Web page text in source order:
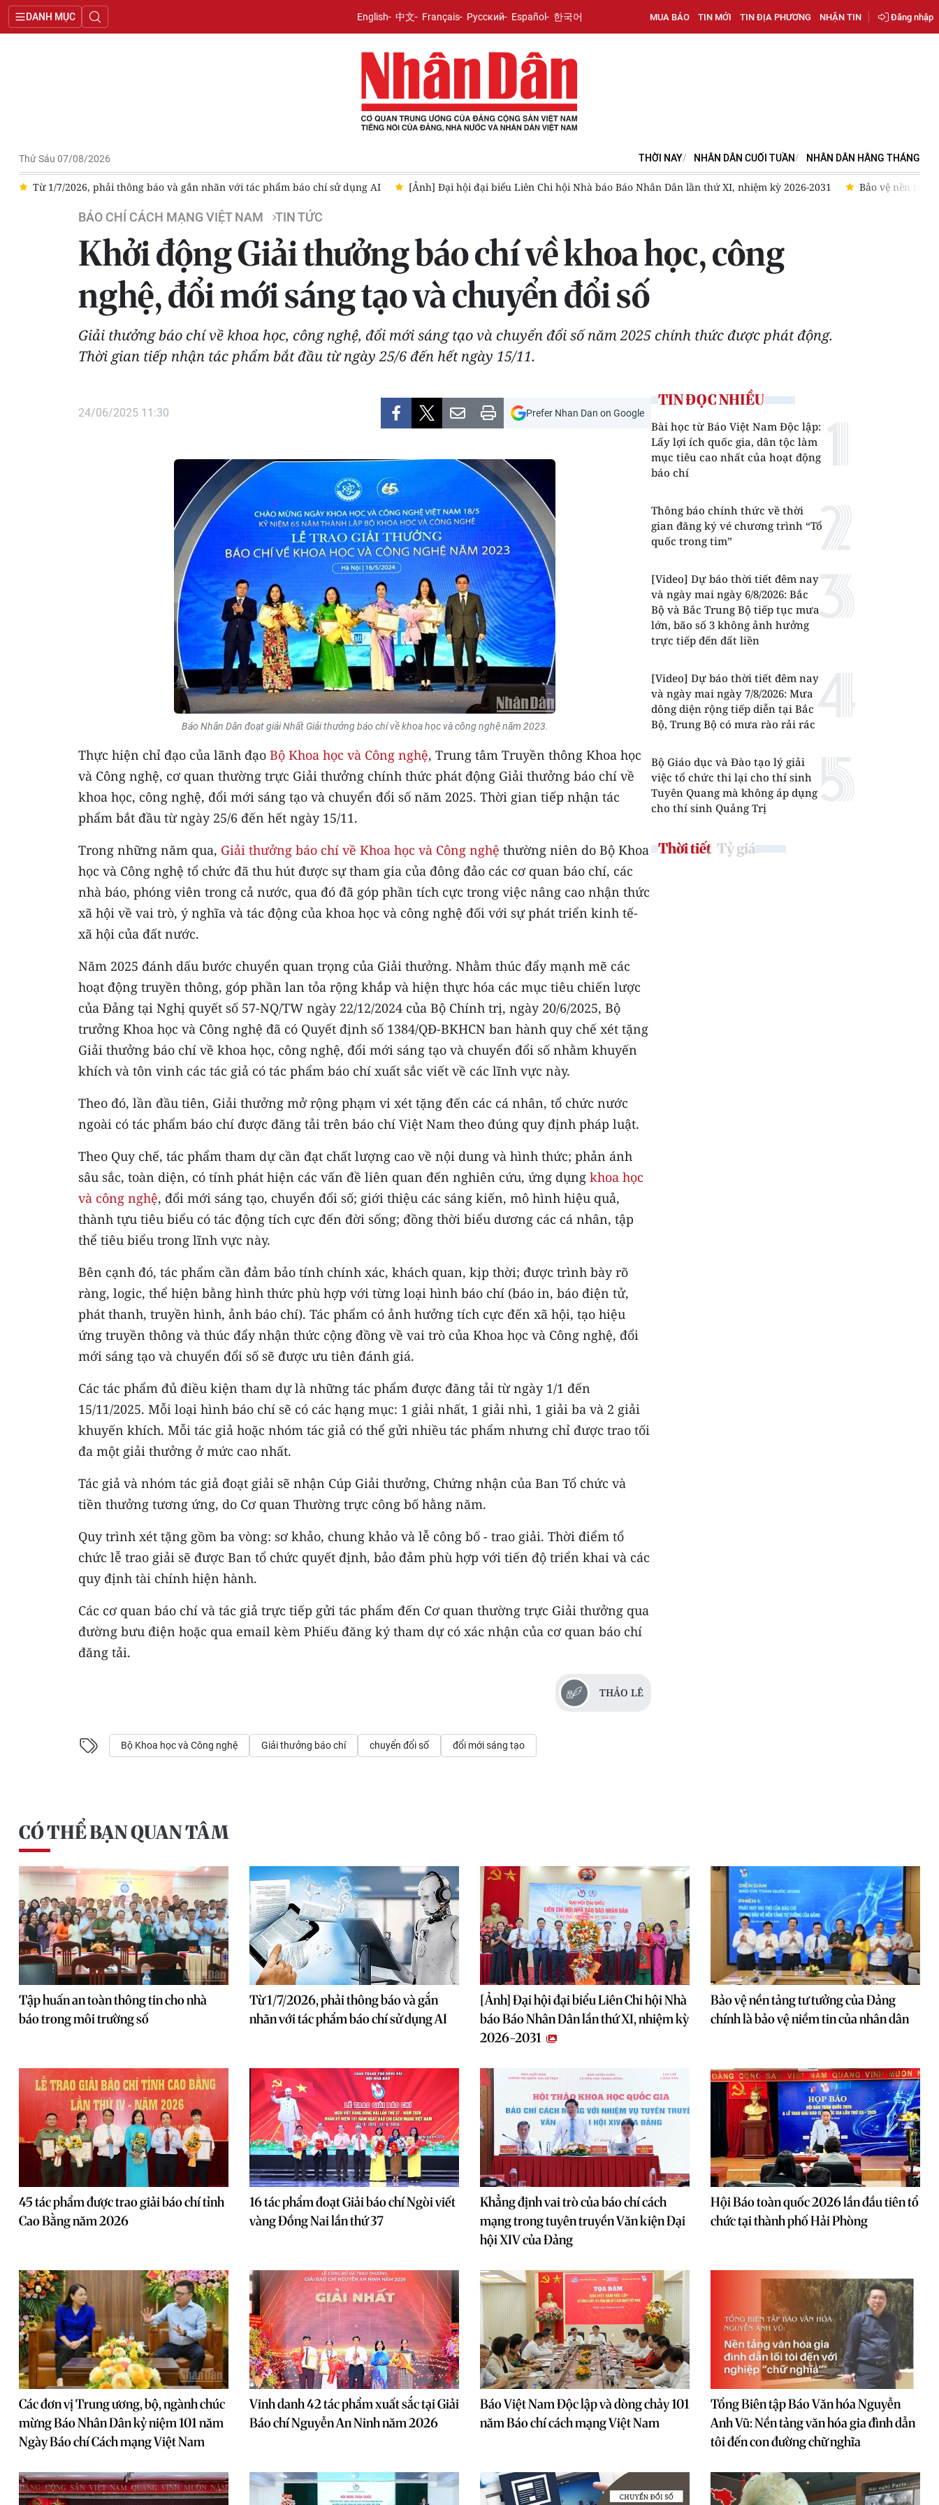
DANH MỤC English 中文 Français Русский Español 한국어 MUA BÁO TIN MỚI TIN ĐỊA PHƯƠNG NHẬN TIN Đăng nhập
Thứ Sáu 07/08/2026 THỜI NAY NHÂN DÂN CUỐI TUẦN NHÂN DÂN HẰNG THÁNG
sử dụng AI [Ảnh] Đại hội đại biểu Liên Chi hội Nhà báo Báo Nhân Dân lần thứ XI, nhiệm kỳ 2026-2031 Bảo vệ nền tảng tư tưởng của Đảng chính là bảo vệ niềm tin của nhân dân
BÁO CHÍ CÁCH MẠNG VIỆT NAM TIN TỨC
Khởi động Giải thưởng báo chí về khoa học, công
nghệ, đổi mới sáng tạo và chuyển đổi số
Giải thưởng báo chí về khoa học, công nghệ, đổi mới sáng tạo và chuyển đổi số năm 2025 chính thức được phát động.
Thời gian tiếp nhận tác phẩm bắt đầu từ ngày 25/6 đến hết ngày 15/11.
24/06/2025 11:30 Prefer Nhan Dan on Google
Báo Nhân Dân đoạt giải Nhất Giải thưởng báo chí về khoa học và công nghệ năm 2023.
Thực hiện chỉ đạo của lãnh đạo Bộ Khoa học và Công nghệ, Trung tâm Truyền thông Khoa học
và Công nghệ, cơ quan thường trực Giải thưởng chính thức phát động Giải thưởng báo chí về
khoa học, công nghệ, đổi mới sáng tạo và chuyển đổi số năm 2025. Thời gian tiếp nhận tác
phẩm bắt đầu từ ngày 25/6 đến hết ngày 15/11.
Trong những năm qua, Giải thưởng báo chí về Khoa học và Công nghệ thường niên do Bộ Khoa
học và Công nghệ tổ chức đã thu hút được sự tham gia của đông đảo các cơ quan báo chí, các
nhà báo, phóng viên trong cả nước, qua đó đã góp phần tích cực trong việc nâng cao nhận thức
xã hội về vai trò, ý nghĩa và tác động của khoa học và công nghệ đối với sự phát triển kinh tế-
xã hội của đất nước.
Năm 2025 đánh dấu bước chuyển quan trọng của Giải thưởng. Nhằm thúc đẩy mạnh mẽ các
hoạt động truyền thông, góp phần lan tỏa rộng khắp và hiện thực hóa các mục tiêu chiến lược
của Đảng tại Nghị quyết số 57-NQ/TW ngày 22/12/2024 của Bộ Chính trị, ngày 20/6/2025, Bộ
trưởng Khoa học và Công nghệ đã có Quyết định số 1384/QĐ-BKHCN ban hành quy chế xét tặng
Giải thưởng báo chí về khoa học, công nghệ, đổi mới sáng tạo và chuyển đổi số nhằm khuyến
khích và tôn vinh các tác giả có tác phẩm báo chí xuất sắc viết về các lĩnh vực này.
Theo đó, lần đầu tiên, Giải thưởng mở rộng phạm vi xét tặng đến các cá nhân, tổ chức nước
ngoài có tác phẩm báo chí được đăng tải trên báo chí Việt Nam theo đúng quy định pháp luật.
Theo Quy chế, tác phẩm tham dự cần đạt chất lượng cao về nội dung và hình thức; phản ánh
sâu sắc, toàn diện, có tính phát hiện các vấn đề liên quan đến nghiên cứu, ứng dụng khoa học
và công nghệ, đổi mới sáng tạo, chuyển đổi số; giới thiệu các sáng kiến, mô hình hiệu quả,
thành tựu tiêu biểu có tác động tích cực đến đời sống; đồng thời biểu dương các cá nhân, tập
thể tiêu biểu trong lĩnh vực này.
Bên cạnh đó, tác phẩm cần đảm bảo tính chính xác, khách quan, kịp thời; được trình bày rõ
ràng, logic, thể hiện bằng hình thức phù hợp với từng loại hình báo chí (báo in, báo điện tử,
phát thanh, truyền hình, ảnh báo chí). Tác phẩm có ảnh hưởng tích cực đến xã hội, tạo hiệu
ứng truyền thông và thúc đẩy nhận thức cộng đồng về vai trò của Khoa học và Công nghệ, đổi
mới sáng tạo và chuyển đổi số sẽ được ưu tiên đánh giá.
Các tác phẩm đủ điều kiện tham dự là những tác phẩm được đăng tải từ ngày 1/1 đến
15/11/2025. Mỗi loại hình báo chí sẽ có các hạng mục: 1 giải nhất, 1 giải nhì, 1 giải ba và 2 giải
khuyến khích. Mỗi tác giả hoặc nhóm tác giả có thể gửi nhiều tác phẩm nhưng chỉ được trao tối
đa một giải thưởng ở mức cao nhất.
Tác giả và nhóm tác giả đoạt giải sẽ nhận Cúp Giải thưởng, Chứng nhận của Ban Tổ chức và
tiền thưởng tương ứng, do Cơ quan Thường trực công bố hằng năm.
Quy trình xét tặng gồm ba vòng: sơ khảo, chung khảo và lễ công bố - trao giải. Thời điểm tổ
chức lễ trao giải sẽ được Ban tổ chức quyết định, bảo đảm phù hợp với tiến độ triển khai và các
quy định tài chính hiện hành.
Các cơ quan báo chí và tác giả trực tiếp gửi tác phẩm đến Cơ quan thường trực Giải thưởng qua
đường bưu điện hoặc qua email kèm Phiếu đăng ký tham dự có xác nhận của cơ quan báo chí
đăng tải.
THẢO LÊ
Bộ Khoa học và Công nghệ Giải thưởng báo chí chuyển đổi số đổi mới sáng tạo
TIN ĐỌC NHIỀU
Bài học từ Báo Việt Nam Độc lập:
Lấy lợi ích quốc gia, dân tộc làm
mục tiêu cao nhất của hoạt động
báo chí
Thông báo chính thức về thời
gian đăng ký vé chương trình “Tổ
quốc trong tim”
[Video] Dự báo thời tiết đêm nay
và ngày mai ngày 6/8/2026: Bắc
Bộ và Bắc Trung Bộ tiếp tục mưa
lớn, bão số 3 không ảnh hưởng
trực tiếp đến đất liền
[Video] Dự báo thời tiết đêm nay
và ngày mai ngày 7/8/2026: Mưa
dông diện rộng tiếp diễn tại Bắc
Bộ, Trung Bộ có mưa rào rải rác
Bộ Giáo dục và Đào tạo lý giải
việc tổ chức thi lại cho thí sinh
Tuyên Quang mà không áp dụng
cho thí sinh Quảng Trị
Thời tiết Tỷ giá
CÓ THỂ BẠN QUAN TÂM
Tập huấn an toàn thông tin cho nhà
báo trong môi trường số
Từ 1/7/2026, phải thông báo và gắn
nhãn với tác phẩm báo chí sử dụng AI
[Ảnh] Đại hội đại biểu Liên Chi hội Nhà
báo Báo Nhân Dân lần thứ XI, nhiệm kỳ
2026-2031
Bảo vệ nền tảng tư tưởng của Đảng
chính là bảo vệ niềm tin của nhân dân
45 tác phẩm được trao giải báo chí tỉnh
Cao Bằng năm 2026
16 tác phẩm đoạt Giải báo chí Ngòi viết
vàng Đồng Nai lần thứ 37
Khẳng định vai trò của báo chí cách
mạng trong tuyên truyền Văn kiện Đại
hội XIV của Đảng
Hội Báo toàn quốc 2026 lần đầu tiên tổ
chức tại thành phố Hải Phòng
Các đơn vị Trung ương, bộ, ngành chúc
mừng Báo Nhân Dân kỷ niệm 101 năm
Ngày Báo chí Cách mạng Việt Nam
Vinh danh 42 tác phẩm xuất sắc tại Giải
Báo chí Nguyễn An Ninh năm 2026
Báo Việt Nam Độc lập và dòng chảy 101
năm Báo chí cách mạng Việt Nam
Tổng Biên tập Báo Văn hóa Nguyễn
Anh Vũ: Nền tảng văn hóa gia đình dẫn
tôi đến con đường chữ nghĩa